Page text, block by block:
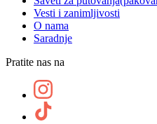
Vesti i zanimljivosti
O nama
Saradnje
Pratite nas na